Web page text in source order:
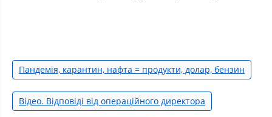
Пандемія, карантин, нафта = продукти, долар, бензин
Відео. Відповіді від операційного директора